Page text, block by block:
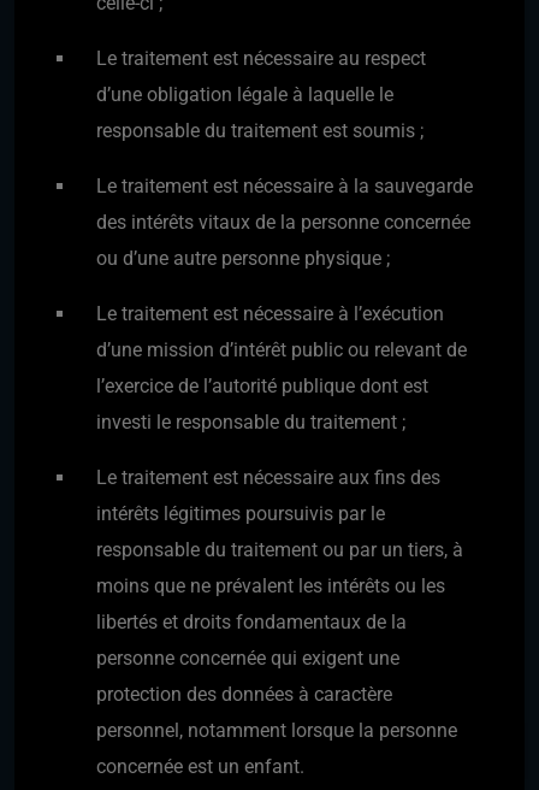
Le traitement est nécessaire au respect
d’une obligation légale à laquelle le
responsable du traitement est soumis ;
Le traitement est nécessaire à la sauvegarde
des intérêts vitaux de la personne concernée
ou d’une autre personne physique ;
Le traitement est nécessaire à l’exécution
d’une mission d’intérêt public ou relevant de
l’exercice de l’autorité publique dont est
investi le responsable du traitement ;
Le traitement est nécessaire aux fins des
intérêts légitimes poursuivis par le
responsable du traitement ou par un tiers, à
moins que ne prévalent les intérêts ou les
libertés et droits fondamentaux de la
personne concernée qui exigent une
protection des données à caractère
personnel, notamment lorsque la personne
concernée est un enfant.